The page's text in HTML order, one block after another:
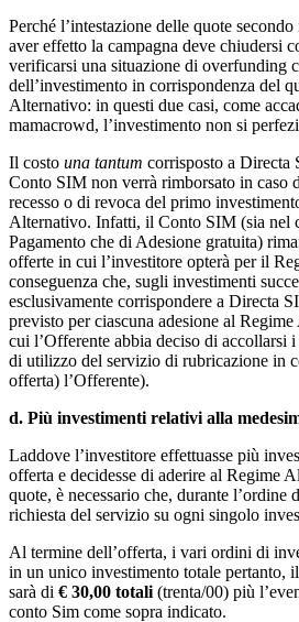
Perché l’intestazione delle quote
aver effetto la campagna deve chiudersi
verificarsi una situazione di overfunding
dell’investimento in corrispondenza del
Alternativo: in questi due casi, come
mamacrowd, l’investimento non si
Il costo una tantum corrisposto a Directa
Conto SIM non verrà rimborsato in caso
recesso o di revoca del primo
Alternativo. Infatti, il Conto SIM (sia nel
Pagamento che di Adesione gratuita)
offerte in cui l’investitore opterà per il
conseguenza che, sugli investimenti
esclusivamente corrispondere a Directa
previsto per ciascuna adesione al
cui l’Offerente abbia deciso di accollarsi
di utilizzo del servizio di rubricazione in
offerta) l’Offerente).
d. Più investimenti relativi alla
Laddove l’investitore effettuasse più
offerta e decidesse di aderire al Regime
quote, è necessario che, durante l’ordine
richiesta del servizio su ogni singolo
Al termine dell’offerta, i vari ordini di
in un unico investimento totale pertanto,
sarà di € 30,00 totali (trenta/00) più
conto Sim come sopra indicato.